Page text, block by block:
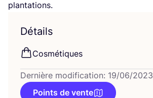
plantations.
Détails
Cos­mé­tiques
Dernière modification: 19/06/2023
Points de vente